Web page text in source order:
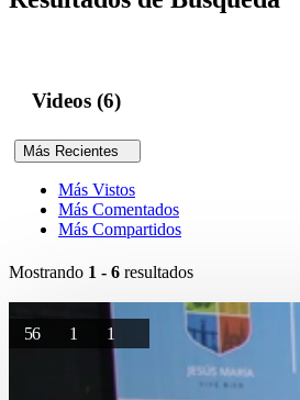
Videos (6)
Más Recientes
Más Vistos
Más Comentados
Más Compartidos
Mostrando 1 - 6 resultados
56 1 1